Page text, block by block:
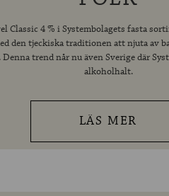
Classic 4 % i Systembolagets fasta
den tjeckiska traditionen att njuta av
trend når nu även Sverige där
alkoholhalt.
LÄS MER